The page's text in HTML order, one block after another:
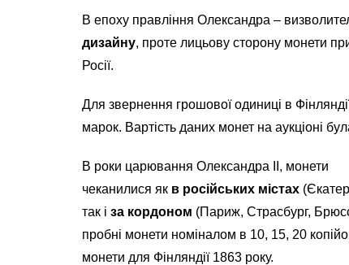
В епоху правління Олександра –
дизайну, проте лицьову сторону монети
Росії.
Для звернення грошової одиниці в
марок. Вартість даних монет на аукціоні
В роки царювання Олександра II, монети
чеканилися як в російських містах
так і за кордоном (Париж, Страсбург,
пробні монети номіналом в 10, 15, 20
монети для Фінляндії 1863 року.